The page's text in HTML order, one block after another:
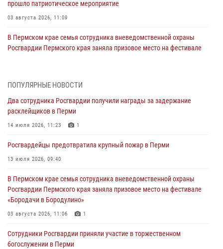
прошло патриотическое мероприятие
03 августа 2026, 11:09
В Пермском крае семья сотрудника вневедомственной охраны
Росгвардии Пермского края заняла призовое место на фестивале
юных спортсменов
03 августа 2026, 10:59
30 июля 2026, 05:19
богослужении в Перми
28 июля 2026, 10:44
Росгвардейцы оказали силовую поддержку при задержании
28 июля 2026, 06:15
ПОПУЛЯРНЫЕ НОВОСТИ
Два сотрудника Росгвардии получили награды за задержание
расклейщиков в Перми
14 июля 2026, 11:23 1
Росгвардейцы предотвратила крупный пожар в Перми
13 июля 2026, 09:40
В Пермском крае семья сотрудника вневедомственной охраны
Росгвардии Пермского края заняла призовое место на фестивале
«Бородачи в Бородулино»
03 августа 2026, 11:06 1
Сотрудники Росгвардии приняли участие в торжественном
богослужении в Перми